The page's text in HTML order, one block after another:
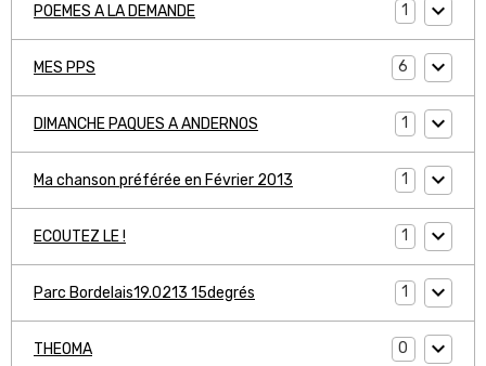
POEMES A LA DEMANDE 1
MES PPS 6
DIMANCHE PAQUES A ANDERNOS 1
Ma chanson préférée en Février 2013 1
ECOUTEZ LE ! 1
Parc Bordelais19.0213 15degrés 1
THEOMA 0